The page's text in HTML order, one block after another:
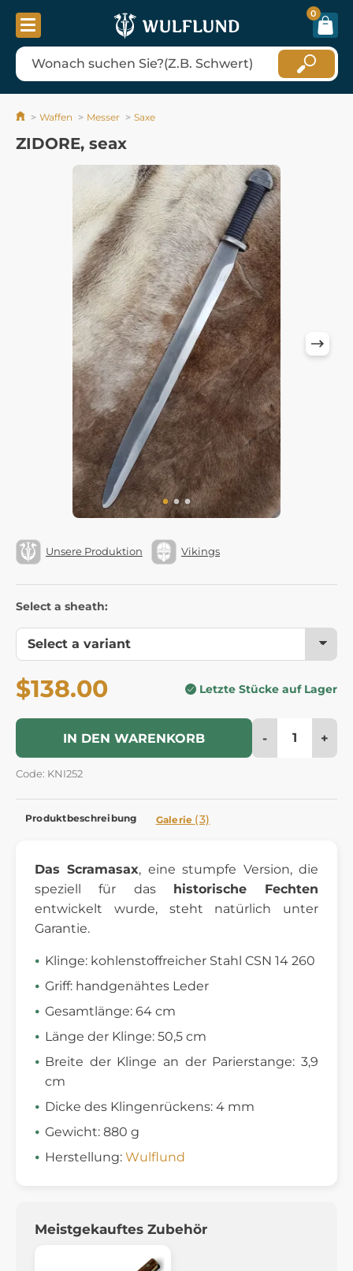
0
Waffen Messer Saxe
ZIDORE, seax
Unsere Produktion Vikings
Select a sheath:
$138.00 Letzte Stücke auf Lager
IN DEN WARENKORB - +
Code: KNI252
Produktbeschreibung Galerie (3)
Das Scramasax, eine stumpfe Version, die
speziell für das historische Fechten
entwickelt wurde, steht natürlich unter
Garantie.
Klinge: kohlenstoffreicher Stahl CSN 14 260
Griff: handgenähtes Leder
Gesamtlänge: 64 cm
Länge der Klinge: 50,5 cm
Breite der Klinge an der Parierstange: 3,9
cm
Dicke des Klingenrückens: 4 mm
Gewicht: 880 g
Herstellung: Wulflund
Meistgekauftes Zubehör